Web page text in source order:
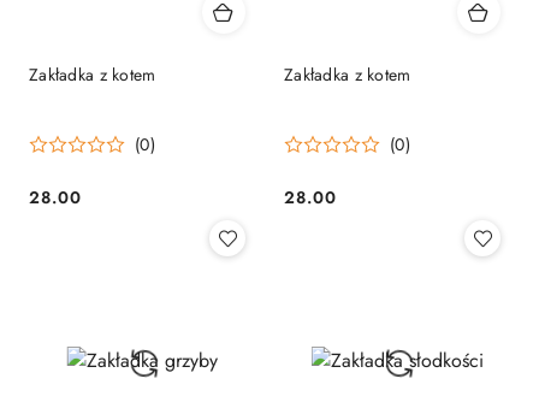
Zakładka z kotem
(0)
Cena:
28.00
Zakładka z kotem
(0)
Cena:
28.00